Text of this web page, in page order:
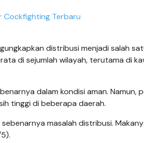
Cockfighting Terbaru
distribusi menjadi salah
di sejumlah wilayah, terutama di
dalam kondisi aman. Namun,
tinggi di beberapa daerah.
masalah distribusi.